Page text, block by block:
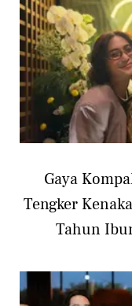
Gaya
Tengker
Tahun